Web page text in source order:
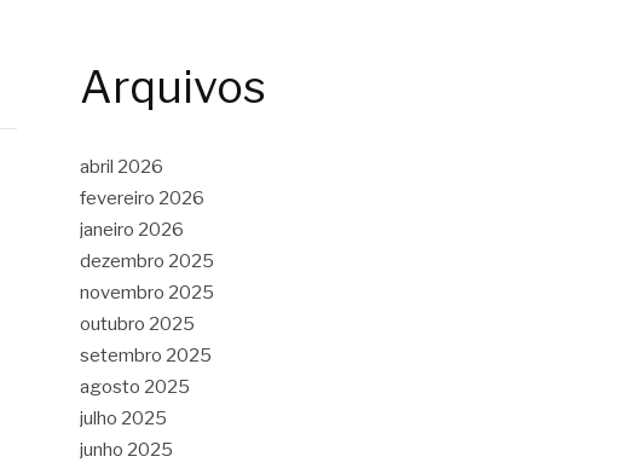
Arquivos
abril 2026
fevereiro 2026
janeiro 2026
dezembro 2025
novembro 2025
outubro 2025
setembro 2025
agosto 2025
julho 2025
junho 2025